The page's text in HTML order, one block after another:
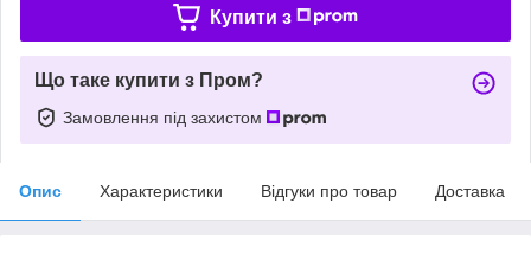
Купити з
Що таке купити з Пром?
Замовлення під захистом
Опис Характеристики Відгуки про товар Доставка